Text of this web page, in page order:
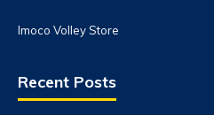
Imoco Volley Store
Recent Posts